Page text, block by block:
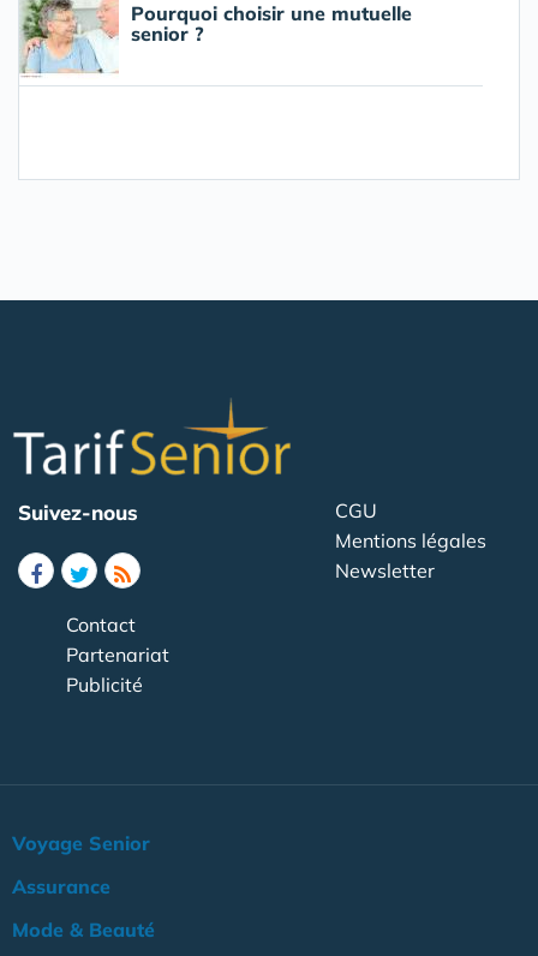
Pourquoi choisir une mutuelle
senior ?
Suivez-nous
CGU
Mentions légales
Newsletter
Contact
Partenariat
Publicité
Voyage Senior
Assurance
Mode & Beauté